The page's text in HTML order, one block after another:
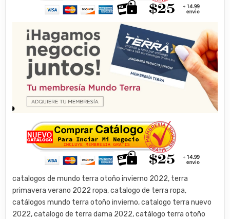
catalogos de mundo terra otoño invierno 2022, terra
primavera verano 2022 ropa, catalogo de terra ropa,
catálogos mundo terra otoño invierno, catalogo terra nuevo
2022, catalogo de terra dama 2022, catálogo terra otoño